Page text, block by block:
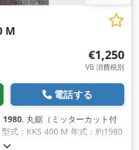
M
€1,250
VB 消費税別
電話する
1980, 丸鋸（ミッターカット付
式：KKS 400 M 年式：約1980
ドロフィード無段階調整 鋸